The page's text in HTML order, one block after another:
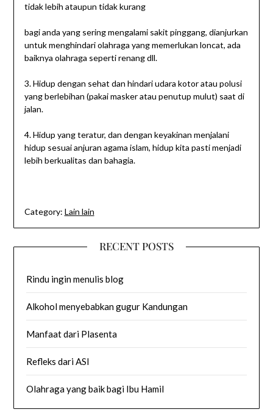
tidak lebih ataupun tidak kurang
bagi anda yang sering mengalami sakit pinggang, dianjurkan
untuk menghindari olahraga yang memerlukan loncat, ada
baiknya olahraga seperti renang dll.
3. Hidup dengan sehat dan hindari udara kotor atau polusi
yang berlebihan (pakai masker atau penutup mulut) saat di
jalan.
4. Hidup yang teratur, dan dengan keyakinan menjalani
hidup sesuai anjuran agama islam, hidup kita pasti menjadi
lebih berkualitas dan bahagia.
Category: Lain lain
RECENT POSTS
Rindu ingin menulis blog
Alkohol menyebabkan gugur Kandungan
Manfaat dari Plasenta
Refleks dari ASI
Olahraga yang baik bagi Ibu Hamil